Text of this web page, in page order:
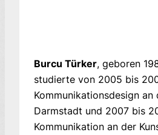
Burcu Türker, geboren
studierte von 2005 bis
Kommunikationsdesign an
Darmstadt und 2007 bis
Kommunikation an der